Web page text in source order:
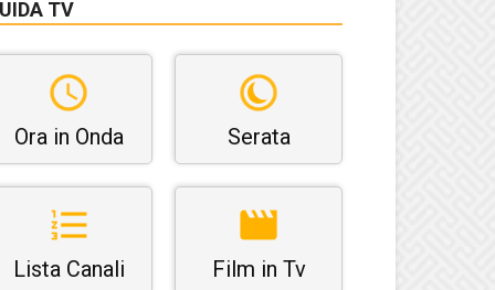
TV
Ora in Onda Serata
Lista Canali Film in Tv